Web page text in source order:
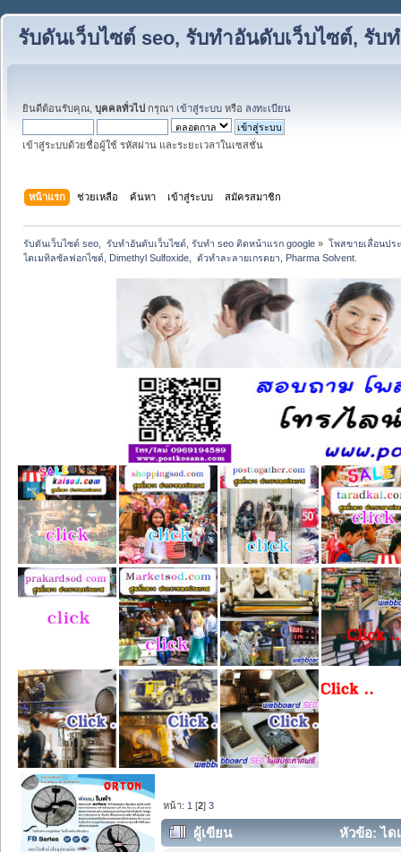
รับดันเว็บไซต์ seo, รับทำอันดับเว็บไซต์, รับ
ยินดีต้อนรับคุณ, บุคคลทั่วไป กรุณา เข้าสู่ระบบ หรือ ลงทะเบียน
เข้าสู่ระบบด้วยชื่อผู้ใช้ รหัสผ่าน และระยะเวลาในเซสชั่น
หน้าแรก ช่วยเหลือ ค้นหา เข้าสู่ระบบ สมัครสมาชิก
รับดันเว็บไซต์ seo,  รับทำอันดับเว็บไซต์, รับทำ seo ติดหน้าแรก google » โพสขายเลื่อนปร
ไดเมทิลซัลฟอกไซด์, Dimethyl Sulfoxide,  ตัวทำละลายเกรดยา, Pharma Solvent.
หน้า: 1 [2]3
ผู้เขียน
หัวข้อ: ได